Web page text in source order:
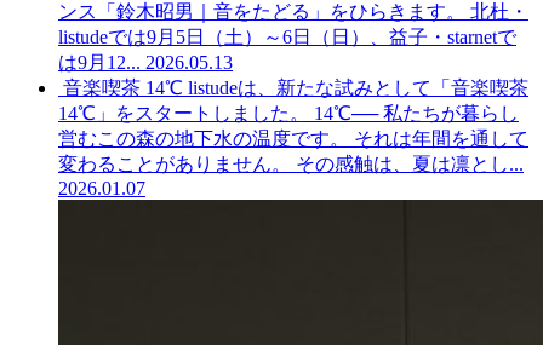
ンス「鈴木昭男｜音をたどる」をひらきます。 北杜・
listudeでは9月5日（土）～6日（日）、益子・starnetで
は9月12... 2026.05.13
音楽喫茶 14℃ listudeは、新たな試みとして「音楽喫茶
14℃」をスタートしました。 14℃── 私たちが暮らし
営むこの森の地下水の温度です。 それは年間を通して
変わることがありません。 その感触は、夏は凛とし...
2026.01.07